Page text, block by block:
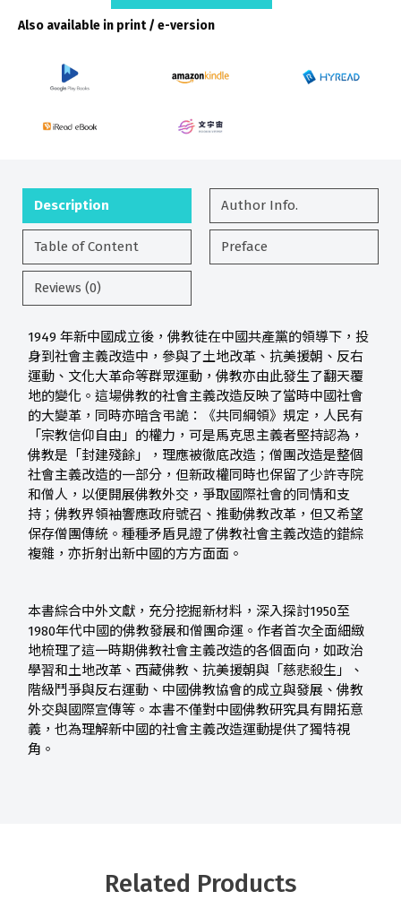
Also available in print / e-version
Description Author Info.
Table of Content Preface
Reviews (0)
1949 年新中國成立後，佛教徒在中國共產黨的領導下，投
身到社會主義改造中，參與了土地改革、抗美援朝、反右
運動、文化大革命等群眾運動，佛教亦由此發生了翻天覆
地的變化。這場佛教的社會主義改造反映了當時中國社會
的大變革，同時亦暗含弔詭：《共同綱領》規定，人民有
「宗教信仰自由」的權力，可是馬克思主義者堅持認為，
佛教是「封建殘餘」，理應被徹底改造；僧團改造是整個
社會主義改造的一部分，但新政權同時也保留了少許寺院
和僧人，以便開展佛教外交，爭取國際社會的同情和支
持；佛教界領袖響應政府號召、推動佛教改革，但又希望
保存僧團傳統。種種矛盾見證了佛教社會主義改造的錯綜
複雜，亦折射出新中國的方方面面。
本書綜合中外文獻，充分挖掘新材料，深入探討1950至
1980年代中國的佛教發展和僧團命運。作者首次全面細緻
地梳理了這一時期佛教社會主義改造的各個面向，如政治
學習和土地改革、西藏佛教、抗美援朝與「慈悲殺生」、
階級鬥爭與反右運動、中國佛教協會的成立與發展、佛教
外交與國際宣傳等。本書不僅對中國佛教研究具有開拓意
義，也為理解新中國的社會主義改造運動提供了獨特視
角。
Related Products